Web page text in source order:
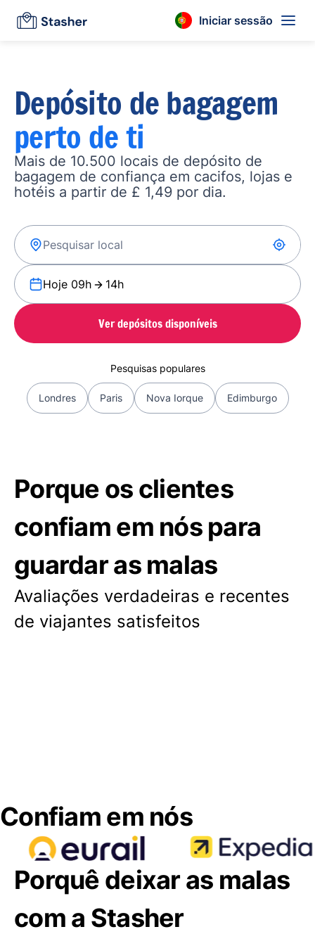
Iniciar sessão
Depósito de bagagem
perto de ti
Mais de 10.500 locais de depósito de
bagagem de confiança em cacifos, lojas e
hotéis a partir de £ 1,49 por dia.
Hoje 09h 14h
Ver depósitos disponíveis
Pesquisas populares
Londres Paris Nova Iorque Edimburgo
Porque os clientes
confiam em nós para
guardar as malas
Avaliações verdadeiras e recentes
de viajantes satisfeitos
Confiam em nós
Porquê deixar as malas
com a Stasher